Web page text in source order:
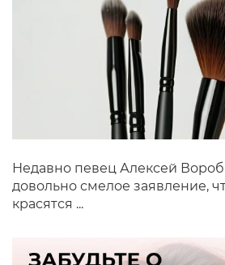
Недавно певец Алексей
довольно смелое заявление,
красятся ...